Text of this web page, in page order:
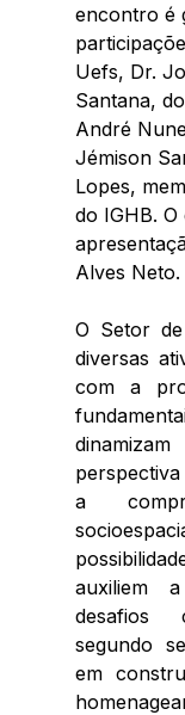
encontro é
Uefs, Dr.
Santana,
André
Jémison
Lopes,
do IGHB.
Alves Neto.
O Setor
diversas
com a
a
auxiliem
desafios
segundo
em